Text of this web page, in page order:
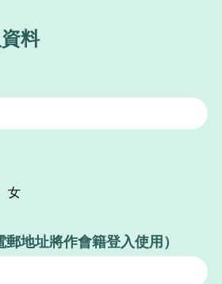
料
女
地址將作會籍登入使用）